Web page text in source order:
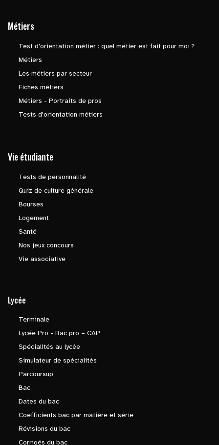
Métiers
Test d'orientation métier : quel métier est fait pour moi ?
Métiers
Les métiers par secteur
Fiches métiers
Métiers - Portraits de pros
Tests d'orientation métiers
Vie étudiante
Tests de personnalité
Quiz de culture générale
Bourses
Logement
Santé
Nos jeux concours
Vie associative
Lycée
Terminale
Lycée Pro - Bac pro – CAP
Spécialités au lycée
Simulateur de spécialités
Parcoursup
Bac
Dates du bac
Coefficients bac par matière et série
Révisions du bac
Corrigés du bac